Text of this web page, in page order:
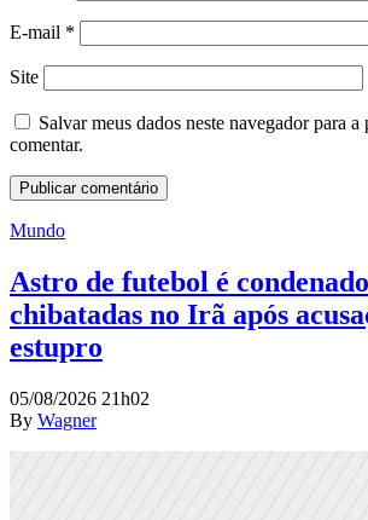
E-mail *
Site
Salvar meus dados neste navegador para
comentar.
Mundo
Astro de futebol é
chibatadas no Irã após
estupro
05/08/2026 21h02
By Wagner